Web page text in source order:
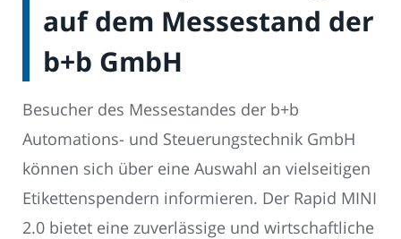
auf dem Messestand der
b+b GmbH
Besucher des Messestandes der b+b
Automations- und Steuerungstechnik GmbH
können sich über eine Auswahl an vielseitigen
Etikettenspendern informieren. Der Rapid MINI
2.0 bietet eine zuverlässige und wirtschaftliche